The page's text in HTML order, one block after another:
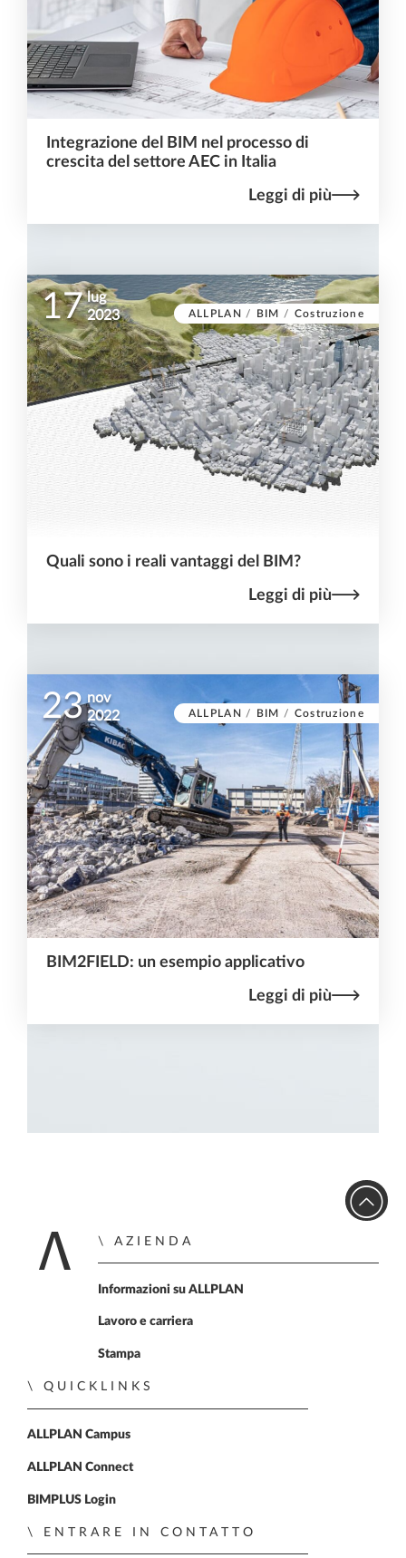
Integrazione del BIM nel processo di
crescita del settore AEC in Italia
Leggi di più
ALLPLAN / BIM / Costruzione
17 lug
2023
Quali sono i reali vantaggi del BIM?
Leggi di più
ALLPLAN / BIM / Costruzione
23 nov
2022
BIM2FIELD: un esempio applicativo
Leggi di più
Home
AZIENDA
Informazioni su ALLPLAN
Lavoro e carriera
Stampa
QUICKLINKS
ALLPLAN Campus
ALLPLAN Connect
BIMPLUS Login
ENTRARE IN CONTATTO